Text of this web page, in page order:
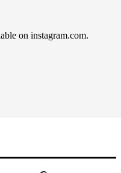
on instagram.com.